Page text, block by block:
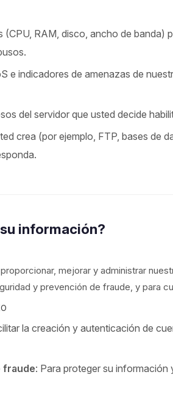
RAM, disco, ancho de banda)
e indicadores de amenazas de
del servidor que usted decide
crea (por ejemplo, FTP, bases de
información?
mejorar y administrar
y prevención de fraude, y para
la creación y autenticación de
fraude: Para proteger su información